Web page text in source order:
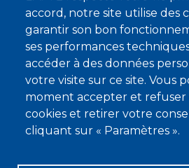
accord, notre site utilise des
garantir son bon
ses performances
accéder à des données
votre visite sur ce site. Vous
moment accepter et refuser
cookies et retirer votre
cliquant sur « Paramètres ».
À propos
Qui sommes-nous ?
Devenir membre